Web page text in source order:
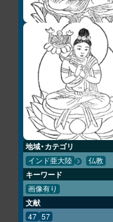
地域・カテゴリ
インド亜大陸 仏教
キーワード
画像有り
文献
47 57